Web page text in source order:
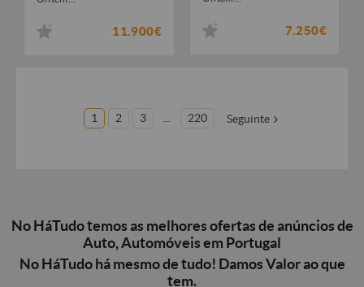
11.900€ 7.250€
1 2 3 220 Seguinte
No HáTudo temos as melhores ofertas de anúncios de
Auto, Automóveis em Portugal
No HáTudo há mesmo de tudo! Damos Valor ao que
tem.